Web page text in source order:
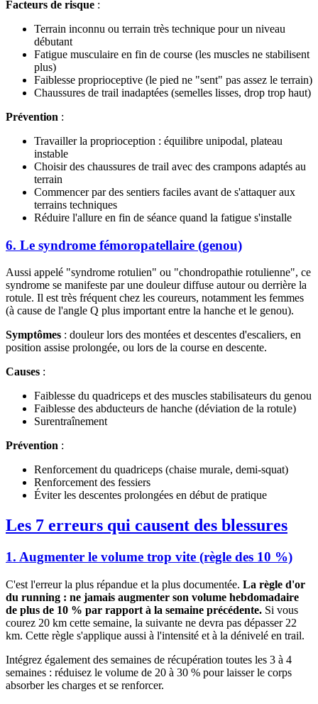
Facteurs de risque :
Terrain inconnu ou terrain très technique pour un niveau
débutant
Fatigue musculaire en fin de course (les muscles ne stabilisent
plus)
Faiblesse proprioceptive (le pied ne "sent" pas assez le terrain)
Chaussures de trail inadaptées (semelles lisses, drop trop haut)
Prévention :
Travailler la proprioception : équilibre unipodal, plateau
instable
Choisir des chaussures de trail avec des crampons adaptés au
terrain
Commencer par des sentiers faciles avant de s'attaquer aux
terrains techniques
Réduire l'allure en fin de séance quand la fatigue s'installe
6. Le syndrome fémoropatellaire (genou)
Aussi appelé "syndrome rotulien" ou "chondropathie rotulienne", ce
syndrome se manifeste par une douleur diffuse autour ou derrière la
rotule. Il est très fréquent chez les coureurs, notamment les femmes
(à cause de l'angle Q plus important entre la hanche et le genou).
Symptômes : douleur lors des montées et descentes d'escaliers, en
position assise prolongée, ou lors de la course en descente.
Causes :
Faiblesse du quadriceps et des muscles stabilisateurs du genou
Faiblesse des abducteurs de hanche (déviation de la rotule)
Surentraînement
Prévention :
Renforcement du quadriceps (chaise murale, demi-squat)
Renforcement des fessiers
Éviter les descentes prolongées en début de pratique
Les 7 erreurs qui causent des blessures
1. Augmenter le volume trop vite (règle des 10 %)
C'est l'erreur la plus répandue et la plus documentée. La règle d'or
du running : ne jamais augmenter son volume hebdomadaire
de plus de 10 % par rapport à la semaine précédente. Si vous
courez 20 km cette semaine, la suivante ne devra pas dépasser 22
km. Cette règle s'applique aussi à l'intensité et à la dénivelé en trail.
Intégrez également des semaines de récupération toutes les 3 à 4
semaines : réduisez le volume de 20 à 30 % pour laisser le corps
absorber les charges et se renforcer.